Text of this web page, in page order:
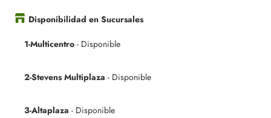
Disponibilidad en Sucursales
1-Multicentro - Disponible
2-Stevens Multiplaza - Disponible
3-Altaplaza - Disponible